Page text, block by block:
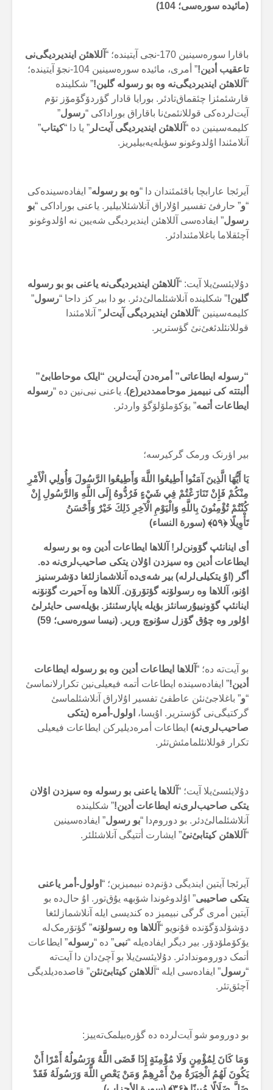
(مائیدە سورەسی؛ 104)
باقارا سورەسینین 170-نجی آیتیندە؛ “
آللاهئن ایندیردیگی‌نی
تاعقیب أدین!
” أمری، مائیدە سورەسینین 104-نجۆ آیتیندە؛
“ آللاهئن ایندیردیگی‌نە وە بو رسولە گلین!” شکلیندە
قارشئمئزا چئقماق‌تادئر. بورایا قادار گؤردۆگۆمۆز تۆم
آیت‌لردەکی قوللانئمئ‌نا باقاراق بوراداکی “رسول”
کلیمەسینین دە “ آللاهئن ایندیردیگی آیت‌لر ” یا دا “کیتاب”
آنلامئندا اۇلدوغونو سؤیلەیەبیلیریز.
آیرئجا عارابچا باقئمئندان دا “وە بو رسولە” ایفادەسیندەکی
“و” حارفئ تفسیر اۇلاراق آنلاشئلابیلیر. یاعنی بوراداکی “بو
رسول” ایفادەسی آللاهئن ایندیردیگی شەیین نە اۇلدوغونو
آچئقلاما باغلامئندادئر.
دۇلایئسئ‌یلا آیت: “ آللاهئن ایندیردیگی‌نە یاعنی بو بو رسولە
گلین!” شکلیندە آنلاشئلمالئ‌دئر. بو دا بیر کز داحا “رسول”
کلیمەسینین “ آللاهئن ایندیردیگی آیت‌لر ” آنلامئندا
قوللانئلدئغئ‌نئ گؤستریر.
“رسولە ایطاعاتی” أمرەدن آیت‌لرین “ایلک موحاطابئ”
ألبتتە کی نبیمیز موحاممددیر(ع). یاعنی نبی‌نین دە “رسولە
ایطاعات أتمە” یۆکۆملۆلۆگۆ واردئر.
بیر اؤرنک ورمک گرکیرسە؛
يَا أَيُّهَا الَّذِينَ آمَنُوا أَطِيعُوا اللَّهَ وَأَطِيعُوا الرَّسُولَ وَأُولِي الْأَمْرِ
مِنْكُمْ فَإِنْ تَنَازَعْتُمْ فِي شَيْءٍ فَرُدُّوهُ إِلَى اللَّهِ وَالرَّسُولِ إِنْ
كُنْتُمْ تُؤْمِنُونَ بِاللَّهِ وَالْيَوْمِ الْآخِرِ ذَلِكَ خَيْرٌ وَأَحْسَنُ
تَأْوِيلًا﴿۵۹﴾ (سورة النساء)
أی اینانئپ گۆونن‌لر! آللاها ایطاعات أدین وە بو رسولە
ایطاعات أدین وە سیزدن اۇلان یتکی صاحیب‌لری‌نە دە.
أگر (اۇ یتکیلی‌لرلە) بیر شەی‌دە آنلاشمازلئغا دۆشرسنیز
اۇنو، آللاها وە رسولۆنە گؤتۆرۆن. آللاها وە آحیرت گۆنۆنە
اینانئپ گۆونییۇرسانئز بؤیلە یاپارسئنئز. بؤیلەسی حایئرلئ
اۇلور وە چۇق گۆزل سۇنوچ وریر. (نیسا سورەسی؛ 59)
بو آیت‌تە دە؛ “ آللاها ایطاعات أدین وە بو رسولە ایطاعات
أدین!” ایفادەسیندە ایطاعات أتمە فیعیلی‌نین تکرارلانماسئ
“و” باغلاجئ‌نئن عاطفئ تفسیر اۇلاراق آنلاشئلماسئ
گرکتیگی‌نی گؤستریر. اۇیسا، اولول-أمرە (یتکی
صاحیب‌لری‌نە) ایطاعات أمرەدیلیرکن ایطاعات فیعیلی
تکرار قوللانئلمامئش‌تئر.
دۇلایئسئ‌یلا آیت؛ “ آللاها یاعنی بو رسولە وە سیزدن اۇلان
یتکی صاحیب‌لری‌نە ایطاعات أدین!” شکلیندە
آنلاشئلمالئ‌دئر. بو دوروم‌دا “بو رسول” ایفادەسینین
“ آللاهئن کیتابئ‌نئ” ایشارت أتتیگی آنلاشئلئر.
آیرئجا آیتین ایندیگی دؤنم‌دە نبیمیزین؛ “ اولول-أمر یاعنی
یتکی صاحیبی” اۇلدوغوندا شۆبهە یۇق‌تور. اۇ حال‌دە بو
آیتین أمری گرگی نبیمیز دە کندیسی ایلە آنلاشمازلئغا
دۆشۆلدۆگۆندە قۇنویو “ آللاها وە رسولۆنە” گؤتۆرمک‌لە
یۆکۆملۆدۆر. بیر دیگر ایفادەیلە “نبی” دە “رسولە” ایطاعات
أتمک دوروموندادئر. دۇلایئسئ‌یلا بو آچئ‌دان دا آیت‌تە
“رسول” ایفادەسی ایلە “آ للاهئن کیتابئ‌نئن” قاصدەدیلدیگی
آچئق‌تئر.
بو دورومو شو آیت‌لردە دە گؤرەبیلمک‌تەییز:
وَمَا كَانَ لِمُؤْمِنٍ وَلَا مُؤْمِنَةٍ إِذَا قَضَى اللَّهُ وَرَسُولُهُ أَمْرًا أَنْ
يَكُونَ لَهُمُ الْخِيَرَةُ مِنْ أَمْرِهِمْ وَمَنْ يَعْصِ اللَّهَ وَرَسُولَهُ فَقَدْ